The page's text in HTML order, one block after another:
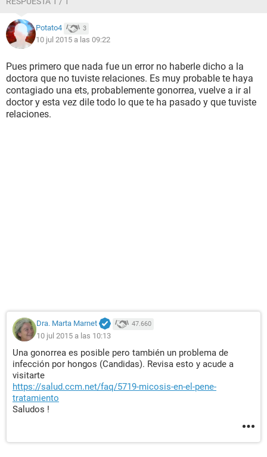
Potato4 3
10 jul 2015 a las 09:22
Pues primero que nada fue un error no haberle dicho a la
doctora que no tuviste relaciones. Es muy probable te haya
contagiado una ets, probablemente gonorrea, vuelve a ir al
doctor y esta vez dile todo lo que te ha pasado y que tuviste
relaciones.
Dra. Marta Marnet 47.660
10 jul 2015 a las 10:13
Una gonorrea es posible pero también un problema de
infección por hongos (Candidas). Revisa esto y acude a
visitarte
https://salud.ccm.net/faq/5719-micosis-en-el-pene-
tratamiento
Saludos !